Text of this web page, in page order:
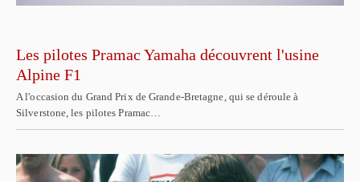
Les pilotes Pramac Yamaha découvrent l'usine
Alpine F1
A l'occasion du Grand Prix de Grande-Bretagne, qui se déroule à
Silverstone, les pilotes Pramac…